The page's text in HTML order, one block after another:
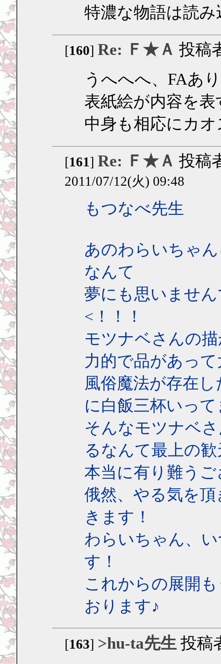
特濃な物語は読
[160] Re: Ｆ★Ａ 投稿
うへへへ、FAあ
表紙絵が内容を
中身も相応にカ
[161] Re: Ｆ★Ａ 投稿
2011/07/12(火) 09:48
もつなべ先生
あのわらいちゃ
なんて
夢にも思いませ
<！！！
モツナベさんの
力的で品があっ
風俗魔法が存在
に白飯三杯いっ
そんなモツナベ
るなんて最上の
本当に有り難う
俄然、やる気を
きます！
わらいちゃん、
す！
これからの展開
おります♪
[163] >hu-ta先生投稿